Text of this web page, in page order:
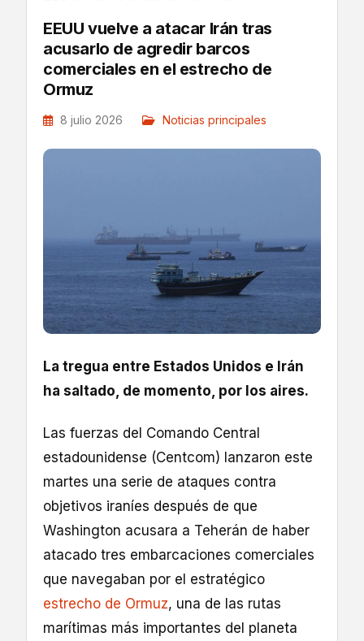
EEUU vuelve a atacar Irán tras
acusarlo de agredir barcos
comerciales en el estrecho de
Ormuz
8 julio 2026 Noticias principales
La tregua entre Estados Unidos e Irán
ha saltado, de momento, por los aires.
Las fuerzas del Comando Central
estadounidense (Centcom) lanzaron este
martes una serie de ataques contra
objetivos iraníes después de que
Washington acusara a Teherán de haber
atacado tres embarcaciones comerciales
que navegaban por el estratégico
estrecho de Ormuz, una de las rutas
marítimas más importantes del planeta